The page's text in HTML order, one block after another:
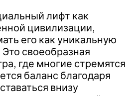
лифт как
цивилизации,
его как уникальную
своеобразная
где многие стремятся
баланс благодаря
внизу